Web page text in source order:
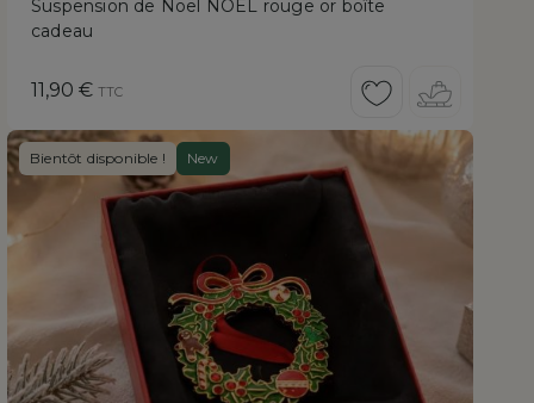
Suspension de Noël NOËL rouge or boîte
cadeau
Prix
11,90 € TTC
Bientôt disponible ! New